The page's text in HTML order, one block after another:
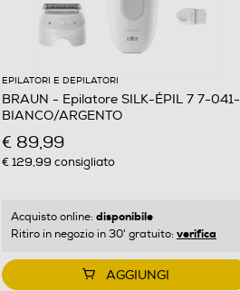
EPILATORI E DEPILATORI
BRAUN - Epilatore SILK-ÉPIL 7 7-041-
BIANCO/ARGENTO
€ 89,99
€ 129,99 consigliato
Acquisto online: disponibile
Ritiro in negozio in 30' gratuito: verifica
AGGIUNGI